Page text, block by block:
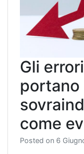
Gli
portano
come
Posted on 6